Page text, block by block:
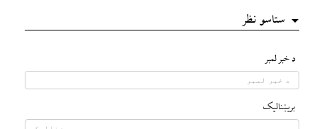
ستاسو نظر
د خبر لمبر
بريښناليک